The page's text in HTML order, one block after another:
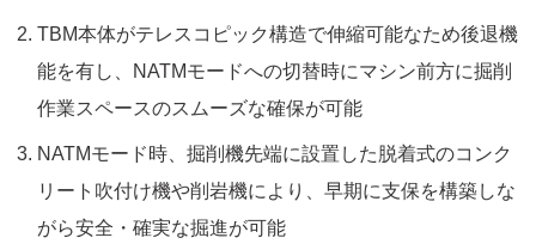
TBM本体がテレスコピック構造で伸縮可能なため後退機
能を有し、NATMモードへの切替時にマシン前方に掘削
作業スペースのスムーズな確保が可能
NATMモード時、掘削機先端に設置した脱着式のコンク
リート吹付け機や削岩機により、早期に支保を構築しな
がら安全・確実な掘進が可能